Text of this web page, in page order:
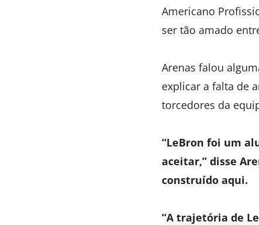
Americano
ser tão amado
Arenas falou
explicar a falta de
torcedores da
“LeBron foi um
aceitar,” disse
construído aqui.
“A trajetória de